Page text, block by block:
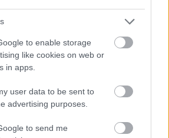
to enable storage
like cookies on web or
in apps.
user data to be sent to
advertising purposes.
to send me
5. blokk új mérföldköve a
reaktorépületének alaplemez-
és geopolitikai környezetben
érdemes továbbvinni Magyarország